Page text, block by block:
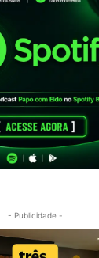
- Publicidade -